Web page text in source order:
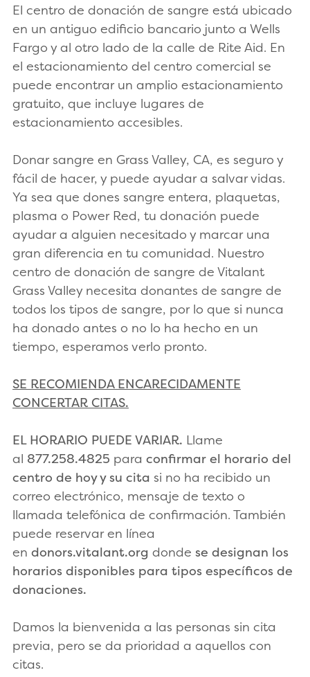
El centro de donación de sangre está ubicado
en un antiguo edificio bancario junto a Wells
Fargo y al otro lado de la calle de Rite Aid. En
el estacionamiento del centro comercial se
puede encontrar un amplio estacionamiento
gratuito, que incluye lugares de
estacionamiento accesibles.
Donar sangre en Grass Valley, CA, es seguro y
fácil de hacer, y puede ayudar a salvar vidas.
Ya sea que dones sangre entera, plaquetas,
plasma o Power Red, tu donación puede
ayudar a alguien necesitado y marcar una
gran diferencia en tu comunidad. Nuestro
centro de donación de sangre de Vitalant
Grass Valley necesita donantes de sangre de
todos los tipos de sangre, por lo que si nunca
ha donado antes o no lo ha hecho en un
tiempo, esperamos verlo pronto.
SE RECOMIENDA ENCARECIDAMENTE
CONCERTAR CITAS.
EL HORARIO PUEDE VARIAR. Llame
al 877.258.4825 para confirmar el horario del
centro de hoy y su cita si no ha recibido un
correo electrónico, mensaje de texto o
llamada telefónica de confirmación. También
puede reservar en línea
en donors.vitalant.org donde se designan los
horarios disponibles para tipos específicos de
donaciones.
Damos la bienvenida a las personas sin cita
previa, pero se da prioridad a aquellos con
citas.